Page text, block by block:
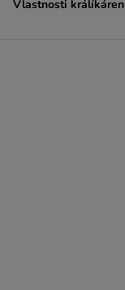
Vlastnosti králíkáren